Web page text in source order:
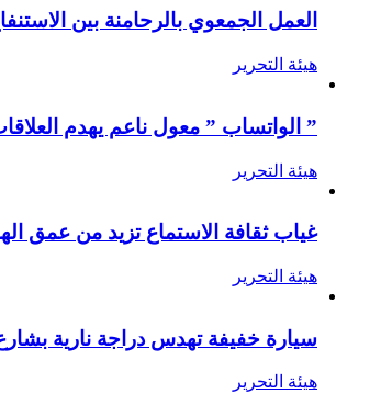
العمل الجمعوي بالرحامنة بين
هيئة التحرير
” الواتساب ” معول ناعم يهدم
هيئة التحرير
غياب ثقافة الاستماع تزيد من عمق
هيئة التحرير
سيارة خفيفة تهدس دراجة نارية
هيئة التحرير